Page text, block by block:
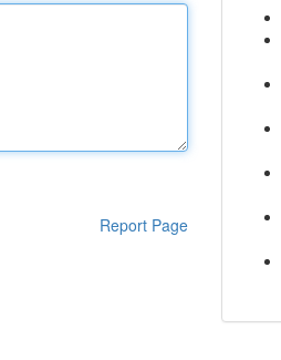
Report Page